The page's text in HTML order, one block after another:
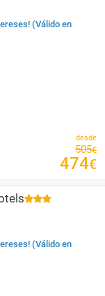
(Válido en
desde
505€
474€
(Válido en